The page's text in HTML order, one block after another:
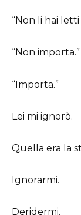
“Non li hai
“Non importa.”
“Importa.”
Lei mi ignorò.
Quella era la
Ignorarmi.
Deridermi.